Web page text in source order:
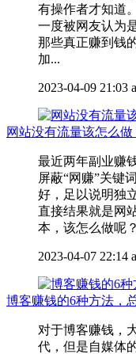
有操作者才知道
一度被网友认为
那些真正赚到钱
加...
2023-04-09 21:03
网站没有流量该怎么做
最近两年副业赚
屏蔽“网赚”关键
好，足以说明独
直接结果就是网
本，该怎么做呢？
2023-04-07 22:14
博客赚钱的6种方法，
对于博客赚钱，
代，但是自媒体